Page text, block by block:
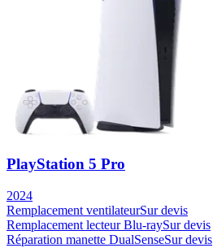
PlayStation 5 Pro
2024
Remplacement ventilateurSur devis
Remplacement lecteur Blu-raySur devis
Réparation manette DualSenseSur devis